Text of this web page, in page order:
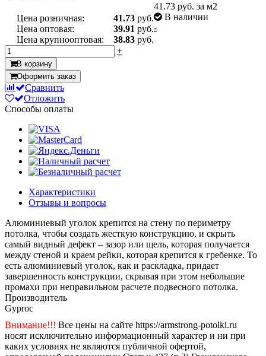
Цена розничная: 41.73 руб.
Цена оптовая:
39.91 руб.
Цена крупнооптовая:
38.83 руб.
41.73 руб. за м2
В наличии
-
+
В корзину
Оформить заказ
Сравнить
Отложить
Способы оплаты
Характеристики
Отзывы и вопросы
Алюминиевый уголок крепится на стену по периметру
потолка, чтобы создать жесткую конструкцию, и скрыть
самый видный дефект – зазор или щель, которая получается
между стеной и краем рейки, которая крепится к гребенке. То
есть алюминиевый уголок, как и раскладка, придает
завершенность конструкции, скрывая при этом небольшие
промахи при неправильном расчете подвесного потолка.
Производитель
Gyproc
Внимание!!! Все цены на сайте https://armstrong-potolki.ru
носят исключительно информационный характер и ни при
каких условиях не являются публичной офертой,